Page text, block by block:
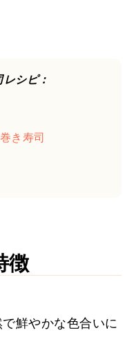
シピ：
き寿司
徴
鮮やかな色合いに